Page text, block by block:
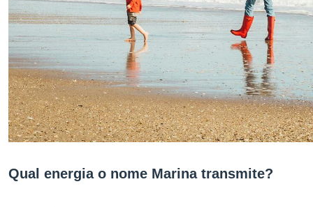
Qual energia o nome Marina transmite?